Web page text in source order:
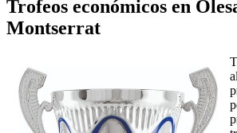
Trofeos económicos en
Montserrat